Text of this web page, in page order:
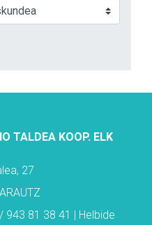
TALDEA KOOP. ELK
27
943 81 38 41 | Helbide